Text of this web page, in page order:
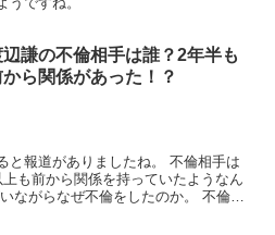
辺謙の不倫相手は誰？2年半も
ら関係があった！？
と報道がありましたね。 不倫相手は
も前から関係を持っていたようなん
ながらなぜ不倫をしたのか。 不倫相